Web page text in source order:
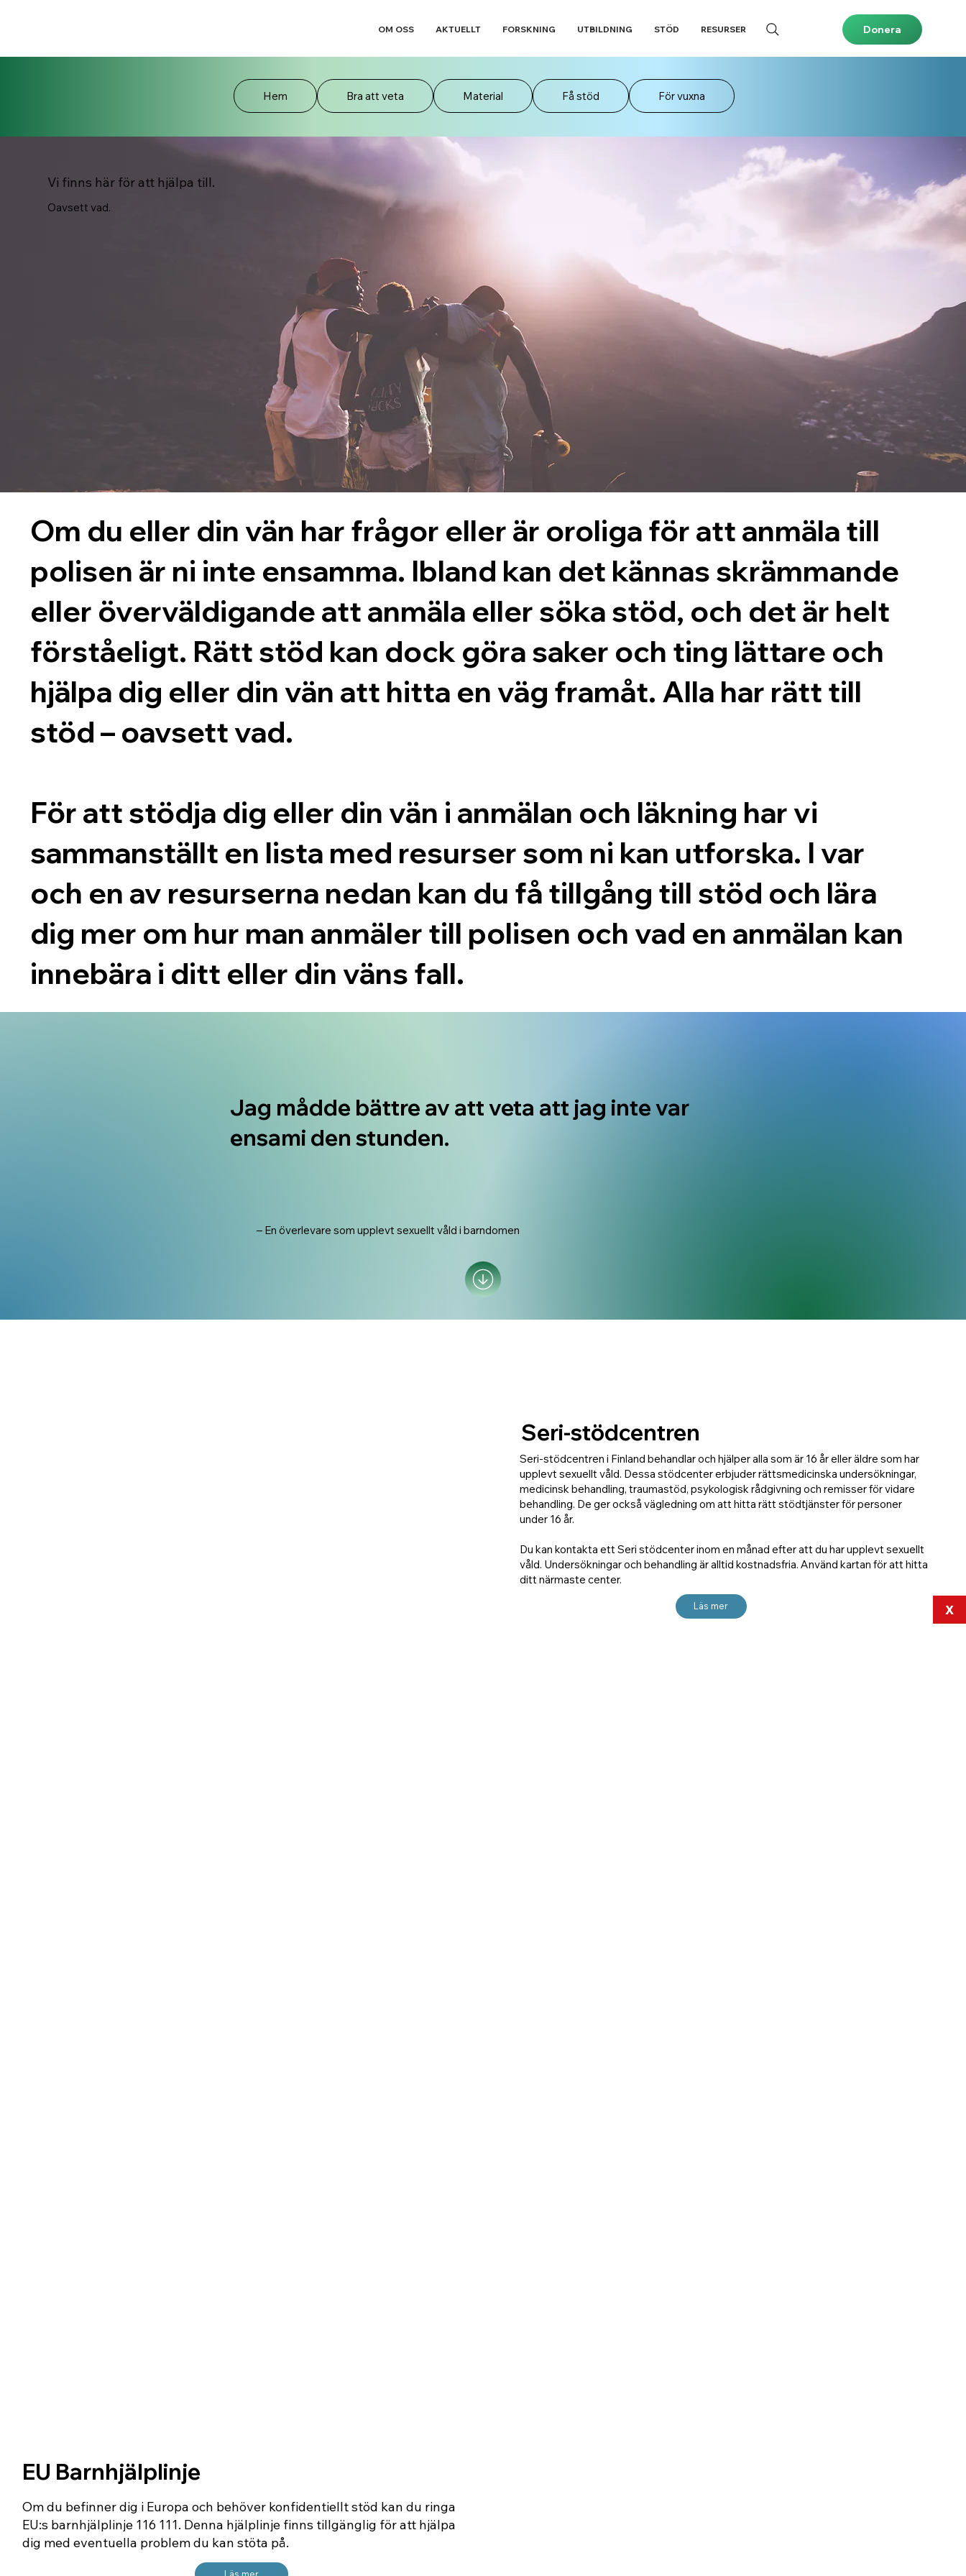
OM OSS AKTUELLT FORSKNING UTBILDNING STÖD RESURSER Donera
Hem Bra att veta Material Få stöd För vuxna
Oavsett vad.
Vi finns här för att hjälpa till.
Om du eller din vän har frågor eller är oroliga för att anmäla till
polisen är ni inte ensamma. Ibland kan det kännas skrämmande
eller överväldigande att anmäla eller söka stöd, och det är helt
förståeligt. Rätt stöd kan dock göra saker och ting lättare och
hjälpa dig eller din vän att hitta en väg framåt. Alla har rätt till
stöd – oavsett vad.
För att stödja dig eller din vän i anmälan och läkning har vi
sammanställt en lista med resurser som ni kan utforska. I var
och en av resurserna nedan kan du få tillgång till stöd och lära
dig mer om hur man anmäler till polisen och vad en anmälan kan
innebära i ditt eller din väns fall.
Jag mådde bättre av att veta att jag inte var
ensami den stunden.
– En överlevare som upplevt sexuellt våld i barndomen
Seri-stödcentren
Seri-stödcentren i Finland behandlar och hjälper alla som är 16 år eller äldre som har
upplevt sexuellt våld. Dessa stödcenter erbjuder rättsmedicinska undersökningar,
medicinsk behandling, traumastöd, psykologisk rådgivning och remisser för vidare
behandling. De ger också vägledning om att hitta rätt stödtjänster för personer
under 16 år.
Du kan kontakta ett Seri stödcenter inom en månad efter att du har upplevt sexuellt
våld. Undersökningar och behandling är alltid kostnadsfria. Använd kartan för att hitta
ditt närmaste center.
Läs mer
EU Barnhjälplinje
Om du befinner dig i Europa och behöver konfidentiellt stöd kan du ringa
EU:s barnhjälplinje 116 111. Denna hjälplinje finns tillgänglig för att hjälpa
dig med eventuella problem du kan stöta på.
X